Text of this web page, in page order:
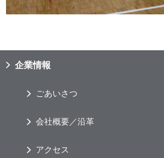
企業情報
ごあいさつ
会社概要／沿革
アクセス